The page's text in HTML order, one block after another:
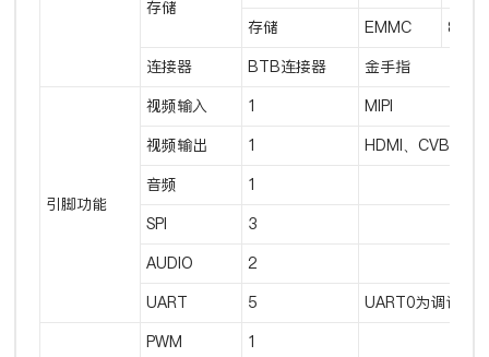
存储
存储
EMMC 8GB
连接器 BTB连接器 金手指
引脚功能
视频输入 1 MIPI
视频输出 1 HDMI、CVBS
音频 1
SPI 3
AUDIO 2
UART 5 UART0为调试串
PWM 1